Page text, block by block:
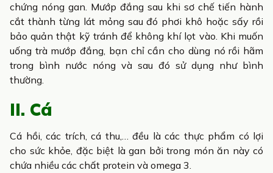
chứng nóng gan. Mướp đắng sau khi sơ chế tiến hành
cắt thành từng lát mỏng sau đó phơi khô hoặc sấy rồi
bảo quản thật kỹ tránh để không khí lọt vào. Khi muốn
uống trà mướp đắng, bạn chỉ cần cho dùng nó rồi hãm
trong bình nước nóng và sau đó sử dụng như bình
thường.
II. Cá
Cá hồi, các trích, cá thu,… đều là các thực phẩm có lợi
cho sức khỏe, đặc biệt là gan bởi trong món ăn này có
chứa nhiều các chất protein và omega 3.